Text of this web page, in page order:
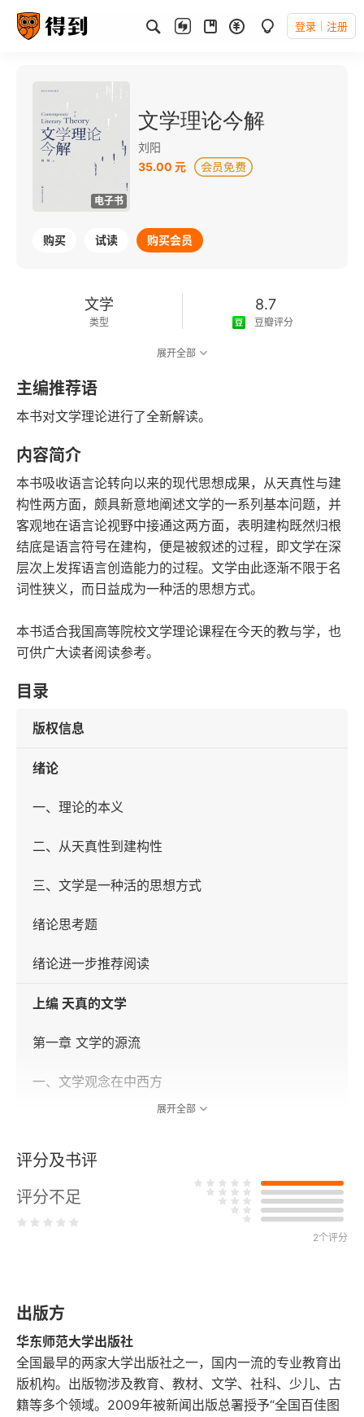
登录 注册
电子书
文学理论今解
刘阳
35.00 元
购买 试读 购买会员
文学
类型
8.7
豆瓣评分
2016-09-01
展开全部
主编推荐语
本书对文学理论进行了全新解读。
内容简介
本书吸收语言论转向以来的现代思想成果，从天真性与建
构性两方面，颇具新意地阐述文学的一系列基本问题，并
客观地在语言论视野中接通这两方面，表明建构既然归根
结底是语言符号在建构，便是被叙述的过程，即文学在深
层次上发挥语言创造能力的过程。文学由此逐渐不限于名
词性狭义，而日益成为一种活的思想方式。
本书适合我国高等院校文学理论课程在今天的教与学，也
可供广大读者阅读参考。
目录
版权信息
绪论
一、理论的本义
二、从天真性到建构性
三、文学是一种活的思想方式
绪论思考题
绪论进一步推荐阅读
上编 天真的文学
第一章 文学的源流
一、文学观念在中西方
三、由此看文学狭义与本义
四、文学本义的实质与原因
本章进一步推荐阅读
第二章 文学的性质
一、日常活动：在大于说
展开全部
评分及书评
评分不足
2个评分
出版方
华东师范大学出版社
全国最早的两家大学出版社之一，国内一流的专业教育出
版机构。出版物涉及教育、教材、文学、社科、少儿、古
籍等多个领域。2009年被新闻出版总署授予“全国百佳图